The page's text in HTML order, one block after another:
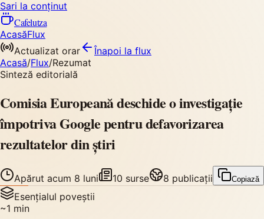
Sari la conținut
Cafelutza
AcasăFlux
Actualizat orar
Înapoi la flux
Acasă/Flux/Rezumat
Sinteză editorială
Comisia Europeană deschide o investigație
împotriva Google pentru defavorizarea
rezultatelor din știri
Apărut acum 8 luni 10 surse 8 publicații Copiază
Esențialul poveștii
~1 min